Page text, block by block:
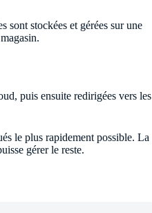
stockées et gérées sur une
puis ensuite redirigées vers les
le plus rapidement possible. La
gérer le reste.